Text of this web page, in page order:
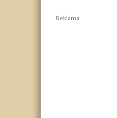
Reklama